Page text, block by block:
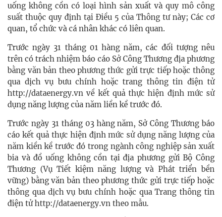
uống không cồn có loại hình sản xuất và quy mô công
suất thuộc quy định tại Điều 5 của Thông tư này; Các cơ
quan, tổ chức và cá nhân khác có liên quan.
Trước ngày 31 tháng 01 hàng năm, các đối tượng nêu
trên có trách nhiệm báo cáo Sở Công Thương địa phương
bằng văn bản theo phương thức gửi trực tiếp hoặc thông
qua dịch vụ bưu chính hoặc trang thông tin điện tử
http://dataenergy.vn về kết quả thực hiện định mức sử
dụng năng lượng của năm liền kề trước đó.
Trước ngày 31 tháng 03 hàng năm, Sở Công Thương báo
cáo kết quả thực hiện định mức sử dụng năng lượng của
năm kiền kề trước đó trong ngành công nghiệp sản xuất
bia và đồ uống không cồn tại địa phương gửi Bộ Công
Thương (Vụ Tiết kiệm năng lượng và Phát triển bền
vững) bằng văn bản theo phương thức gửi trực tiếp hoặc
thông qua dịch vụ bưu chính hoặc qua Trang thông tin
điện tử http://dataenergy.vn theo mẫu.